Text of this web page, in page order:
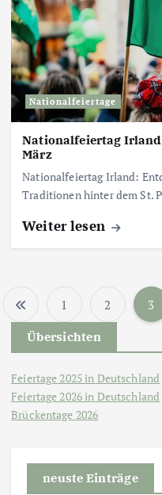
Nationalfeiertage
Nationalfeiertag Irland
März
Nationalfeiertag Irland:
Traditionen hinter dem St.
Weiter lesen
1 2 3
Übersichten
Feiertage 2025 in Deutschland
Feiertage 2026 in Deutschland
Brückentage 2026
neuste Einträge